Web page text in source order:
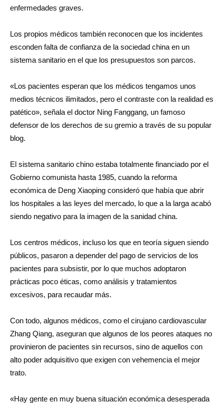
enfermedades graves.
Los propios médicos también reconocen que los incidentes
esconden falta de confianza de la sociedad china en un
sistema sanitario en el que los presupuestos son parcos.
«Los pacientes esperan que los médicos tengamos unos
medios técnicos ilimitados, pero el contraste con la realidad es
patético», señala el doctor Ning Fanggang, un famoso
defensor de los derechos de su gremio a través de su popular
blog.
El sistema sanitario chino estaba totalmente financiado por el
Gobierno comunista hasta 1985, cuando la reforma
económica de Deng Xiaoping consideró que había que abrir
los hospitales a las leyes del mercado, lo que a la larga acabó
siendo negativo para la imagen de la sanidad china.
Los centros médicos, incluso los que en teoría siguen siendo
públicos, pasaron a depender del pago de servicios de los
pacientes para subsistir, por lo que muchos adoptaron
prácticas poco éticas, como análisis y tratamientos
excesivos, para recaudar más.
Con todo, algunos médicos, como el cirujano cardiovascular
Zhang Qiang, aseguran que algunos de los peores ataques no
provinieron de pacientes sin recursos, sino de aquellos con
alto poder adquisitivo que exigen con vehemencia el mejor
trato.
«Hay gente en muy buena situación económica desesperada